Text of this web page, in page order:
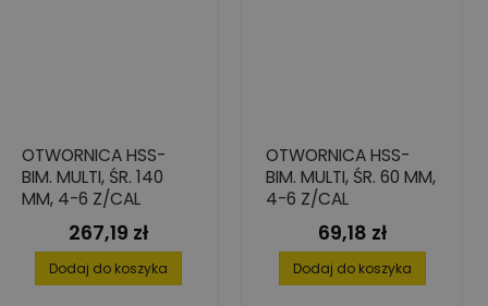
OTWORNICA HSS-
BIM. MULTI, ŚR. 140
MM, 4-6 Z/CAL
Cena
267,19 zł
Dodaj do koszyka
OTWORNICA HSS-
BIM. MULTI, ŚR. 60 MM,
4-6 Z/CAL
Cena
69,18 zł
Dodaj do koszyka